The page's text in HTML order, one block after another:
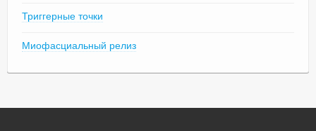
Триггерные точки
Миофасциальный релиз